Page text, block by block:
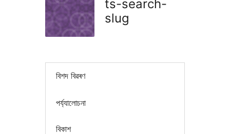
ts-search-
slug
বিশদ বিৱৰণ
পৰ্য্যালোচনা
বিকাশ